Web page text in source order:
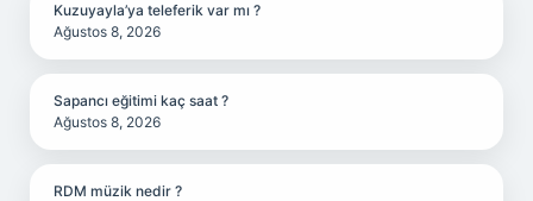
Kuzuyayla’ya teleferik var mı ?
Ağustos 8, 2026
Sapancı eğitimi kaç saat ?
Ağustos 8, 2026
RDM müzik nedir ?